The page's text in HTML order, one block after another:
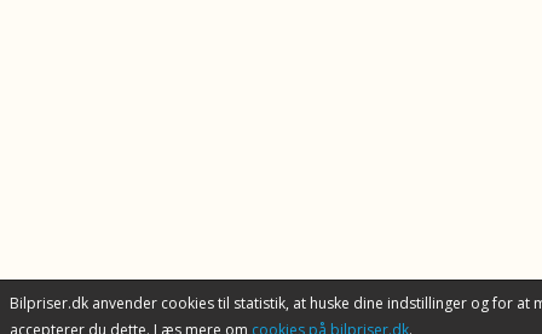
Bilpriser.dk anvender cookies til statistik, at huske dine indstillinger og for at
accepterer du dette. Læs mere om cookies på bilpriser.dk.